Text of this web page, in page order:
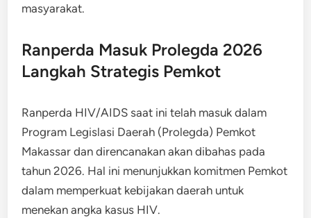
masyarakat.
Ranperda Masuk Prolegda 2026
Langkah Strategis Pemkot
Ranperda HIV/AIDS saat ini telah masuk dalam
Program Legislasi Daerah (Prolegda) Pemkot
Makassar dan direncanakan akan dibahas pada
tahun 2026. Hal ini menunjukkan komitmen Pemkot
dalam memperkuat kebijakan daerah untuk
menekan angka kasus HIV.